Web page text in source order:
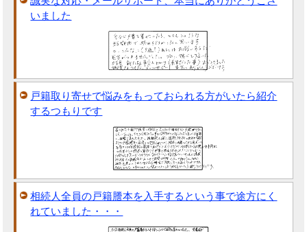
いました
戸籍取り寄せで悩みをもっておられる方がいたら紹介
するつもりです
相続人全員の戸籍謄本を入手するという事で途方にく
れていました・・・